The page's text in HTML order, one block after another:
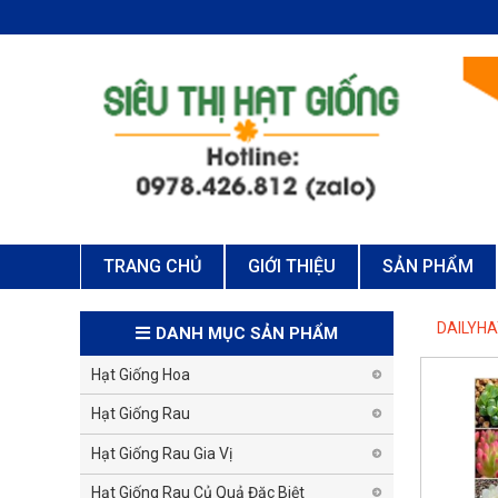
TRANG CHỦ GIỚI THIỆU SẢN PHẨM
DANH MỤC SẢN PHẨM
Hạt Giống Hoa
Hạt Giống Rau
Hạt Giống Rau Gia Vị
Hạt Giống Rau Củ Quả Đặc Biệt